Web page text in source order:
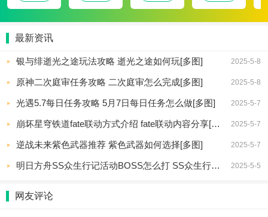
最新资讯
银与绯逝光之途玩法攻略 逝光之途如何玩[多图] 2025-5-8
原神二次庭审任务攻略 二次庭审怎么完成[多图] 2025-5-8
光遇5.7每日任务攻略 5月7日每日任务怎么做[多图] 2025-5-7
崩坏星穹铁道fate联动方式介绍 fate联动内容分享[多图] 2025-5-7
逆战未来紫色武器推荐 紫色武器如何选择[多图] 2025-5-7
明日方舟SS众生行记活动BOSS怎么打 SS众生行记活动机制怎么样[多图] 2025-5-5
网友评论